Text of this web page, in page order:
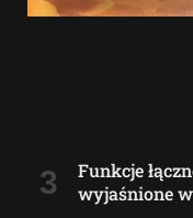
Funkcje
wyjaśnione